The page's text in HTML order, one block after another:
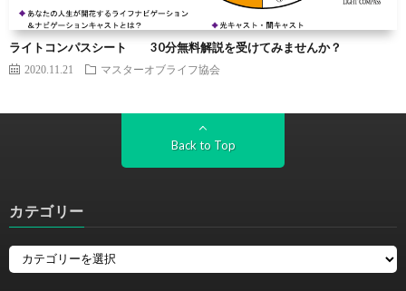
ライトコンパスシート 30分無料解説を受けてみませんか？
2020.11.21 マスターオブライフ協会
Back to Top
カテゴリー